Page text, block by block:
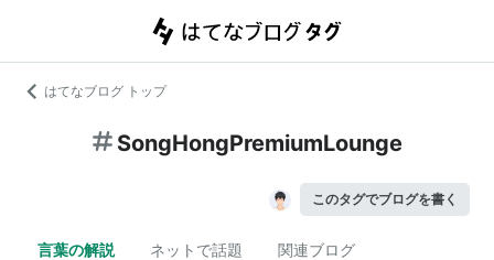
はてなブログ トップ
SongHongPremiumLounge
このタグでブログを書く
言葉の解説 ネットで話題 関連ブログ